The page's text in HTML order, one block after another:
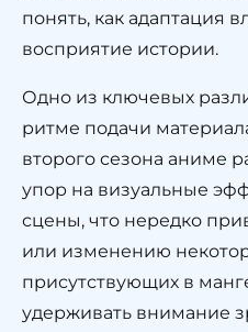
понять, как адаптация
восприятие истории.
Одно из ключевых
ритме подачи
второго сезона аниме
упор на визуальные
сцены, что нередко
или изменению
присутствующих в
удерживать внимание